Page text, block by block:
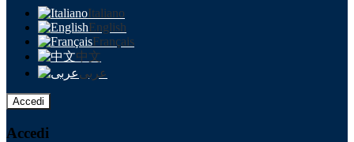
Italiano
English
Français
中文
عربى
Accedi
Accedi